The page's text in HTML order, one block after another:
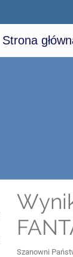
Strona
Szanowni